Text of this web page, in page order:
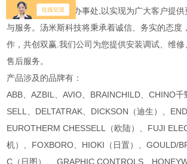
国各主要城市设立办事处,以实现为广大客户提
与服务。汤米斯科技将秉承着诚信、务实的态度
作，共创双赢.我们公司为您提供安装调试、维
售后服务。
产品涉及的品牌有：
ABB、AZBIL、AVIO、BRAINCHILD、CHINO
SELL、DELTATRAK、DICKSON（迪生）、
EUROTHERM CHESSELL（欧陆）、FUJI
机）、FOXBORO、HIOKI（日置）、GOULD/
C（日图）、 GRAPHIC CONTROLS、